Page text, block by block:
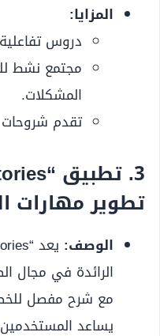
المزايا:
دروس
مجتمع نشط
المشكلات.
تقدم
3.
تطوير مهارات
الوصف:
الرائدة في مجال
مع شرح مفصل
يساعد